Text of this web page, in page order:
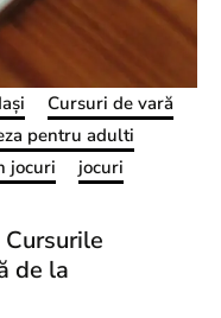
Cursuri de vară
pentru adulti
jocuri
jocuri
de la